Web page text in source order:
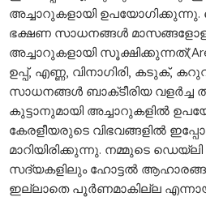
അച്ചാറുകളായി ഉപയോഗിക്കുന്നു.
ഭക്ഷണ സാധനങ്ങൾ മാസങ്ങളോളം
അച്ചാറുകളായി സൂക്ഷിക്കുന്നത്(Are
ഉപ്പ്, എണ്ണ, വിനാഗിരി, കടുക്,
സാധനങ്ങൾ ബാക്‌ടീരിയ വളർച്ച
കുട്ടാനുമായി അച്ചാറുകളിൽ
കേരളീയരുടെ വിഭവങ്ങളിൽ
മാറിയിരിക്കുന്നു. നമ്മുടെ
സദ്യകളിലും ഹോട്ടൽ
ഇല്ലാതെ പൂർണമാകില്ല